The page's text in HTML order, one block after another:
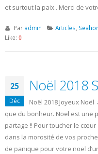
et surtout la paix . Merci de
Par admin Articles
Like: 0
25
Déc
Noël 2018
Noël 2018 Joyeux
que du bonheur. Noël est une
partage !! Pour toucher le
dans la morosité de vos
de panique pour votre noël